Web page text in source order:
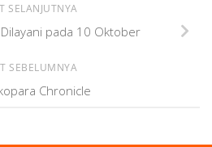
SELANJUTNYA
pada 10 Oktober
SEBELUMNYA
Chronicle